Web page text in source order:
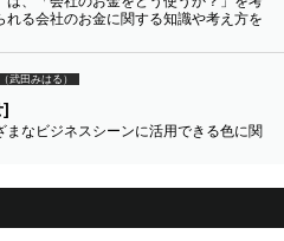
る会社のお金に関する知識や考え方を
武田みはる）
]
なビジネスシーンに活用できる色に関